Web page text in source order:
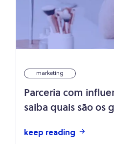
marketing
Parceria com
saiba quais são os
keep reading